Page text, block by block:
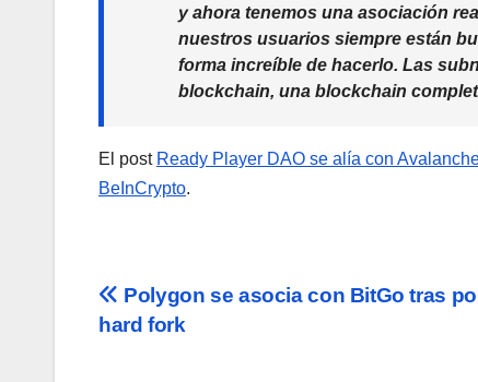
y ahora tenemos una asociación
nuestros usuarios siempre están
forma increíble de hacerlo. Las
blockchain, una blockchain
El post Ready Player DAO se alía con
BeInCrypto.
Navegación
Polygon se asocia con BitGo tras
hard fork